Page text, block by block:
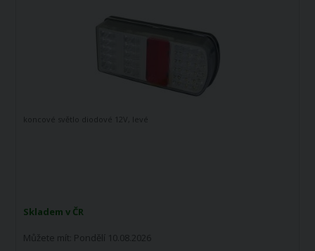
Skladem v ČR
Můžete mít: Pondělí 10.08.2026
koncové světlo diodové 12V, levé